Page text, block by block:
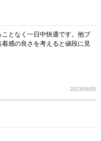
となく一日中快適です。他ブ
感の良さを考えると値段に見
2023/06/05